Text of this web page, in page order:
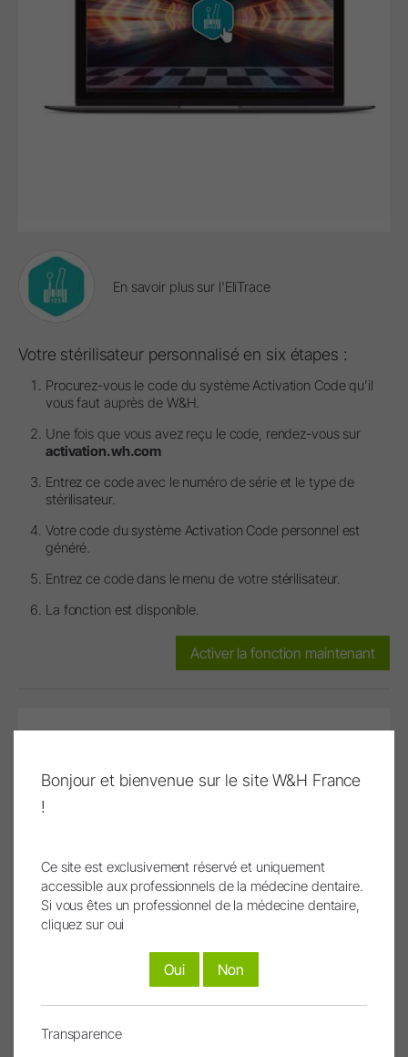
En savoir plus sur l'EliTrace
Votre stérilisateur personnalisé en six étapes :
Procurez-vous le code du système Activation Code qu’il
vous faut auprès de W&H.
Une fois que vous avez reçu le code, rendez-vous sur
activation.wh.com
Entrez ce code avec le numéro de série et le type de
stérilisateur.
Votre code du système Activation Code personnel est
généré.
Entrez ce code dans le menu de votre stérilisateur.
La fonction est disponible.
Activer la fonction maintenant
Bonjour et bienvenue sur le site W&H France
!
Ce site est exclusivement réservé et uniquement
accessible aux professionnels de la médecine dentaire.
Si vous êtes un professionnel de la médecine dentaire,
cliquez sur oui
Oui Non
Transparence